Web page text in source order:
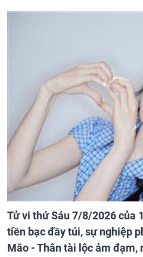
Tử vi thứ Sáu 7/8/2026 của
tiền bạc đầy túi, sự nghiệp
Mão - Thân tài lộc ảm đạm,